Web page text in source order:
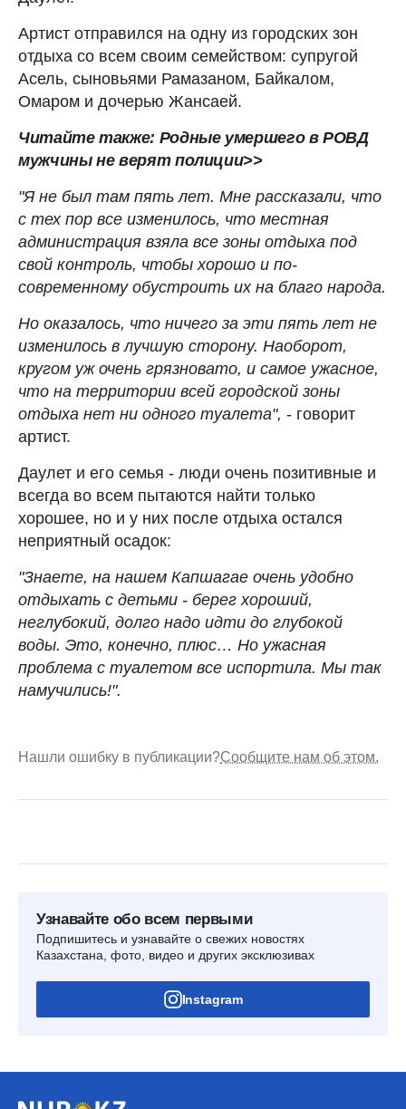
Артист отправился на одну из городских зон
отдыха со всем своим семейством: супругой
Асель, сыновьями Рамазаном, Байкалом,
Омаром и дочерью Жансаей.
Читайте также: Родные умершего в РОВД
мужчины не верят полиции>>
"Я не был там пять лет. Мне рассказали, что
с тех пор все изменилось, что местная
администрация взяла все зоны отдыха под
свой контроль, чтобы хорошо и по-
современному обустроить их на благо народа.
Но оказалось, что ничего за эти пять лет не
изменилось в лучшую сторону. Наоборот,
кругом уж очень грязновато, и самое ужасное,
что на территории всей городской зоны
отдыха нет ни одного туалета", - говорит
артист.
Даулет и его семья - люди очень позитивные и
всегда во всем пытаются найти только
хорошее, но и у них после отдыха остался
неприятный осадок:
"Знаете, на нашем Капшагае очень удобно
отдыхать с детьми - берег хороший,
неглубокий, долго надо идти до глубокой
воды. Это, конечно, плюс… Но ужасная
проблема с туалетом все испортила. Мы так
намучились!".
Нашли ошибку в публикации?Сообщите нам об этом.
Узнавайте обо всем первыми
Подпишитесь и узнавайте о свежих новостях
Казахстана, фото, видео и других эксклюзивах
Instagram